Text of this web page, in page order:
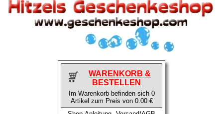
WARENKORB &
BESTELLEN
Im Warenkorb befinden sich 0
Artikel zum Preis von 0.00 €